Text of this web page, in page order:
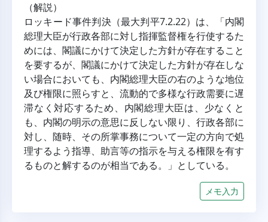
（解説）
ロッキード事件判決（最大判平7.2.22）は、「内閣
総理大臣が行政各部に対し指揮監督権を行使するた
めには、閣議にかけて決定した方針が存在すること
を要するが、閣議にかけて決定した方針が存在しな
い場合においても、内閣総理大臣の右のような地位
及び権限に照らすと、流動的で多様な行政需要に遅
滞なく対応するため、内閣総理大臣は、少なくと
も、内閣の明示の意思に反しない限り、行政各部に
対し、随時、その所掌事務について一定の方向で処
理するよう指導、助言等の指示を与える権限を有す
るものと解するのが相当である。」としている。
メモ入力